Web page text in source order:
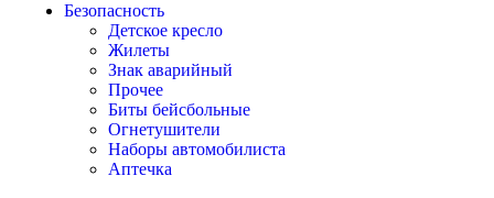
Безопасность
Детское кресло
Жилеты
Знак аварийный
Прочее
Биты бейсбольные
Огнетушители
Наборы автомобилиста
Аптечка